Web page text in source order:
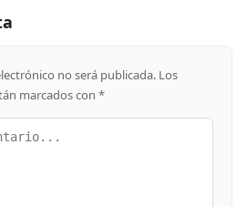
no será publicada. Los
marcados con *